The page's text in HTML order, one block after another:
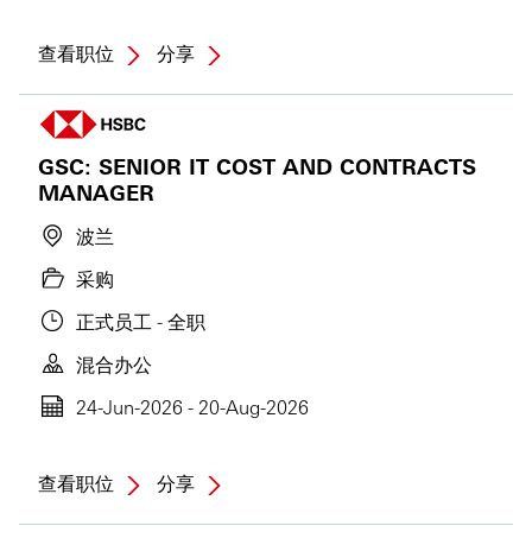
查看职位 分享
GSC: SENIOR IT COST AND CONTRACTS
MANAGER
波兰
采购
正式员工 - 全职
混合办公
24-Jun-2026 - 20-Aug-2026
查看职位 分享